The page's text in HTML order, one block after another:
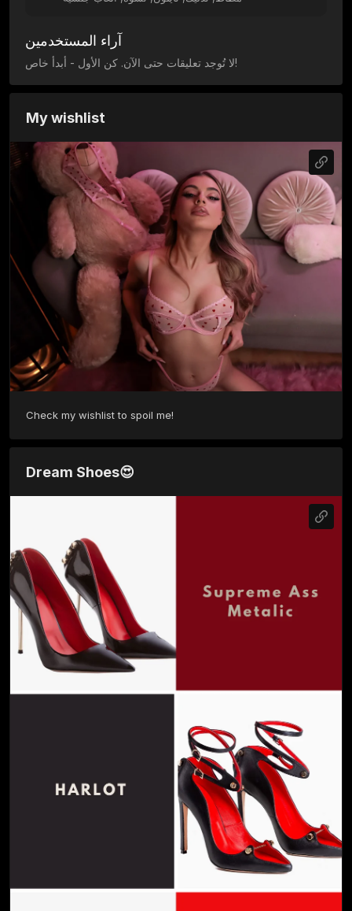
آراء المستخدمين
لا تُوجد تعليقات حتى الآن. كن الأول - أبدأ خاص!
My wishlist
Check my wishlist to spoil me!
Dream Shoes😍